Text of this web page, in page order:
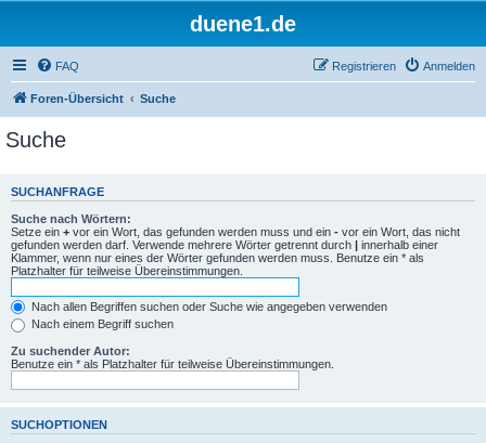
duene1.de
FAQ Anmelden
Registrieren
Foren-Übersicht Suche
Suche
SUCHANFRAGE
Suche nach Wörtern:
Setze ein + vor ein Wort, das gefunden werden muss und ein - vor ein Wort, das nicht
gefunden werden darf. Verwende mehrere Wörter getrennt durch | innerhalb einer
Klammer, wenn nur eines der Wörter gefunden werden muss. Benutze ein * als
Platzhalter für teilweise Übereinstimmungen.
Nach allen Begriffen suchen oder Suche wie angegeben verwenden
Nach einem Begriff suchen
Zu suchender Autor:
Benutze ein * als Platzhalter für teilweise Übereinstimmungen.
SUCHOPTIONEN